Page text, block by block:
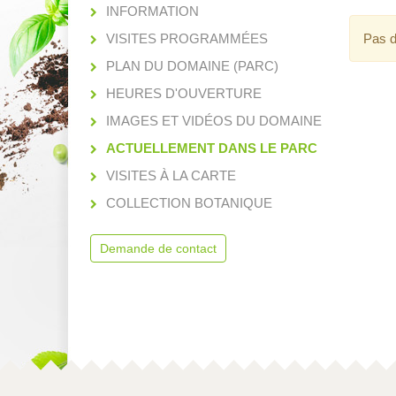
INFORMATION
VISITES PROGRAMMÉES
PLAN DU DOMAINE (PARC)
HEURES D'OUVERTURE
IMAGES ET VIDÉOS DU DOMAINE
ACTUELLEMENT DANS LE PARC
VISITES À LA CARTE
COLLECTION BOTANIQUE
Demande de contact
Pas